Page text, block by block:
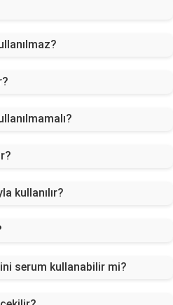
kullanılır?
serum kullanabilir mi?